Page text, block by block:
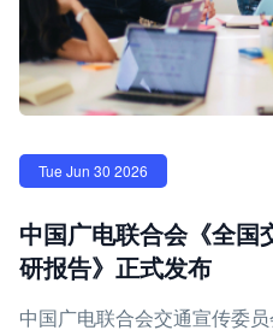
Tue Jun 30 2026
中国广电联合会《全国
研报告》正式发布
中国广电联合会交通宣传委